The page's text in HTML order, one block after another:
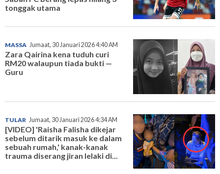
tonggak utama
MASSA Jumaat, 30 Januari 2026 4:40 AM
Zara Qairina kena tuduh curi
RM20 walaupun tiada bukti —
Guru
TULAR Jumaat, 30 Januari 2026 4:34 AM
[VIDEO] 'Raisha Falisha dikejar
sebelum ditarik masuk ke dalam
sebuah rumah,' kanak-kanak
trauma diserang jiran lelaki di...